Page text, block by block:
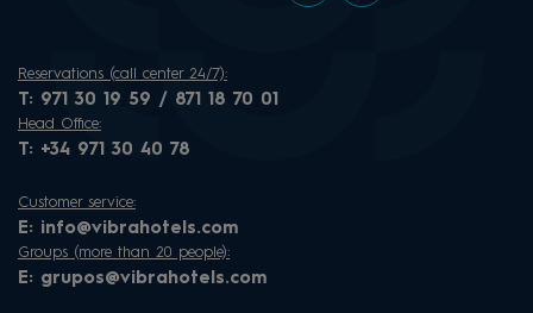
Reservations (call center 24/7):
T: 971 30 19 59 / 871 18 70 01
Head Office:
T: +34 971 30 40 78
Customer service:
E: info@vibrahotels.com
Groups (more than 20 people):
E: grupos@vibrahotels.com